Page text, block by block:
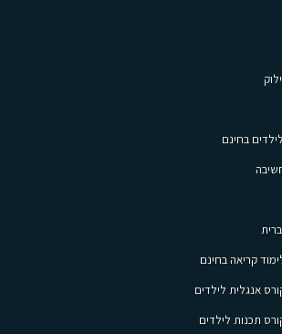
בחינם
קריאה בחינם
אנגלית לילדים
תכנות לילדים